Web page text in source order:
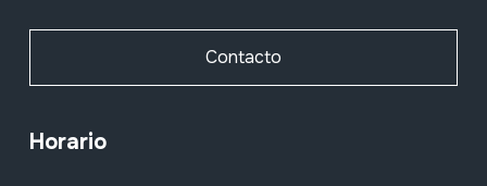
Contacto
Horario